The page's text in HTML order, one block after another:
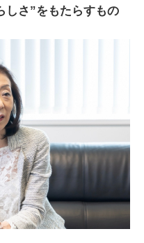
しさ”をもたらすもの